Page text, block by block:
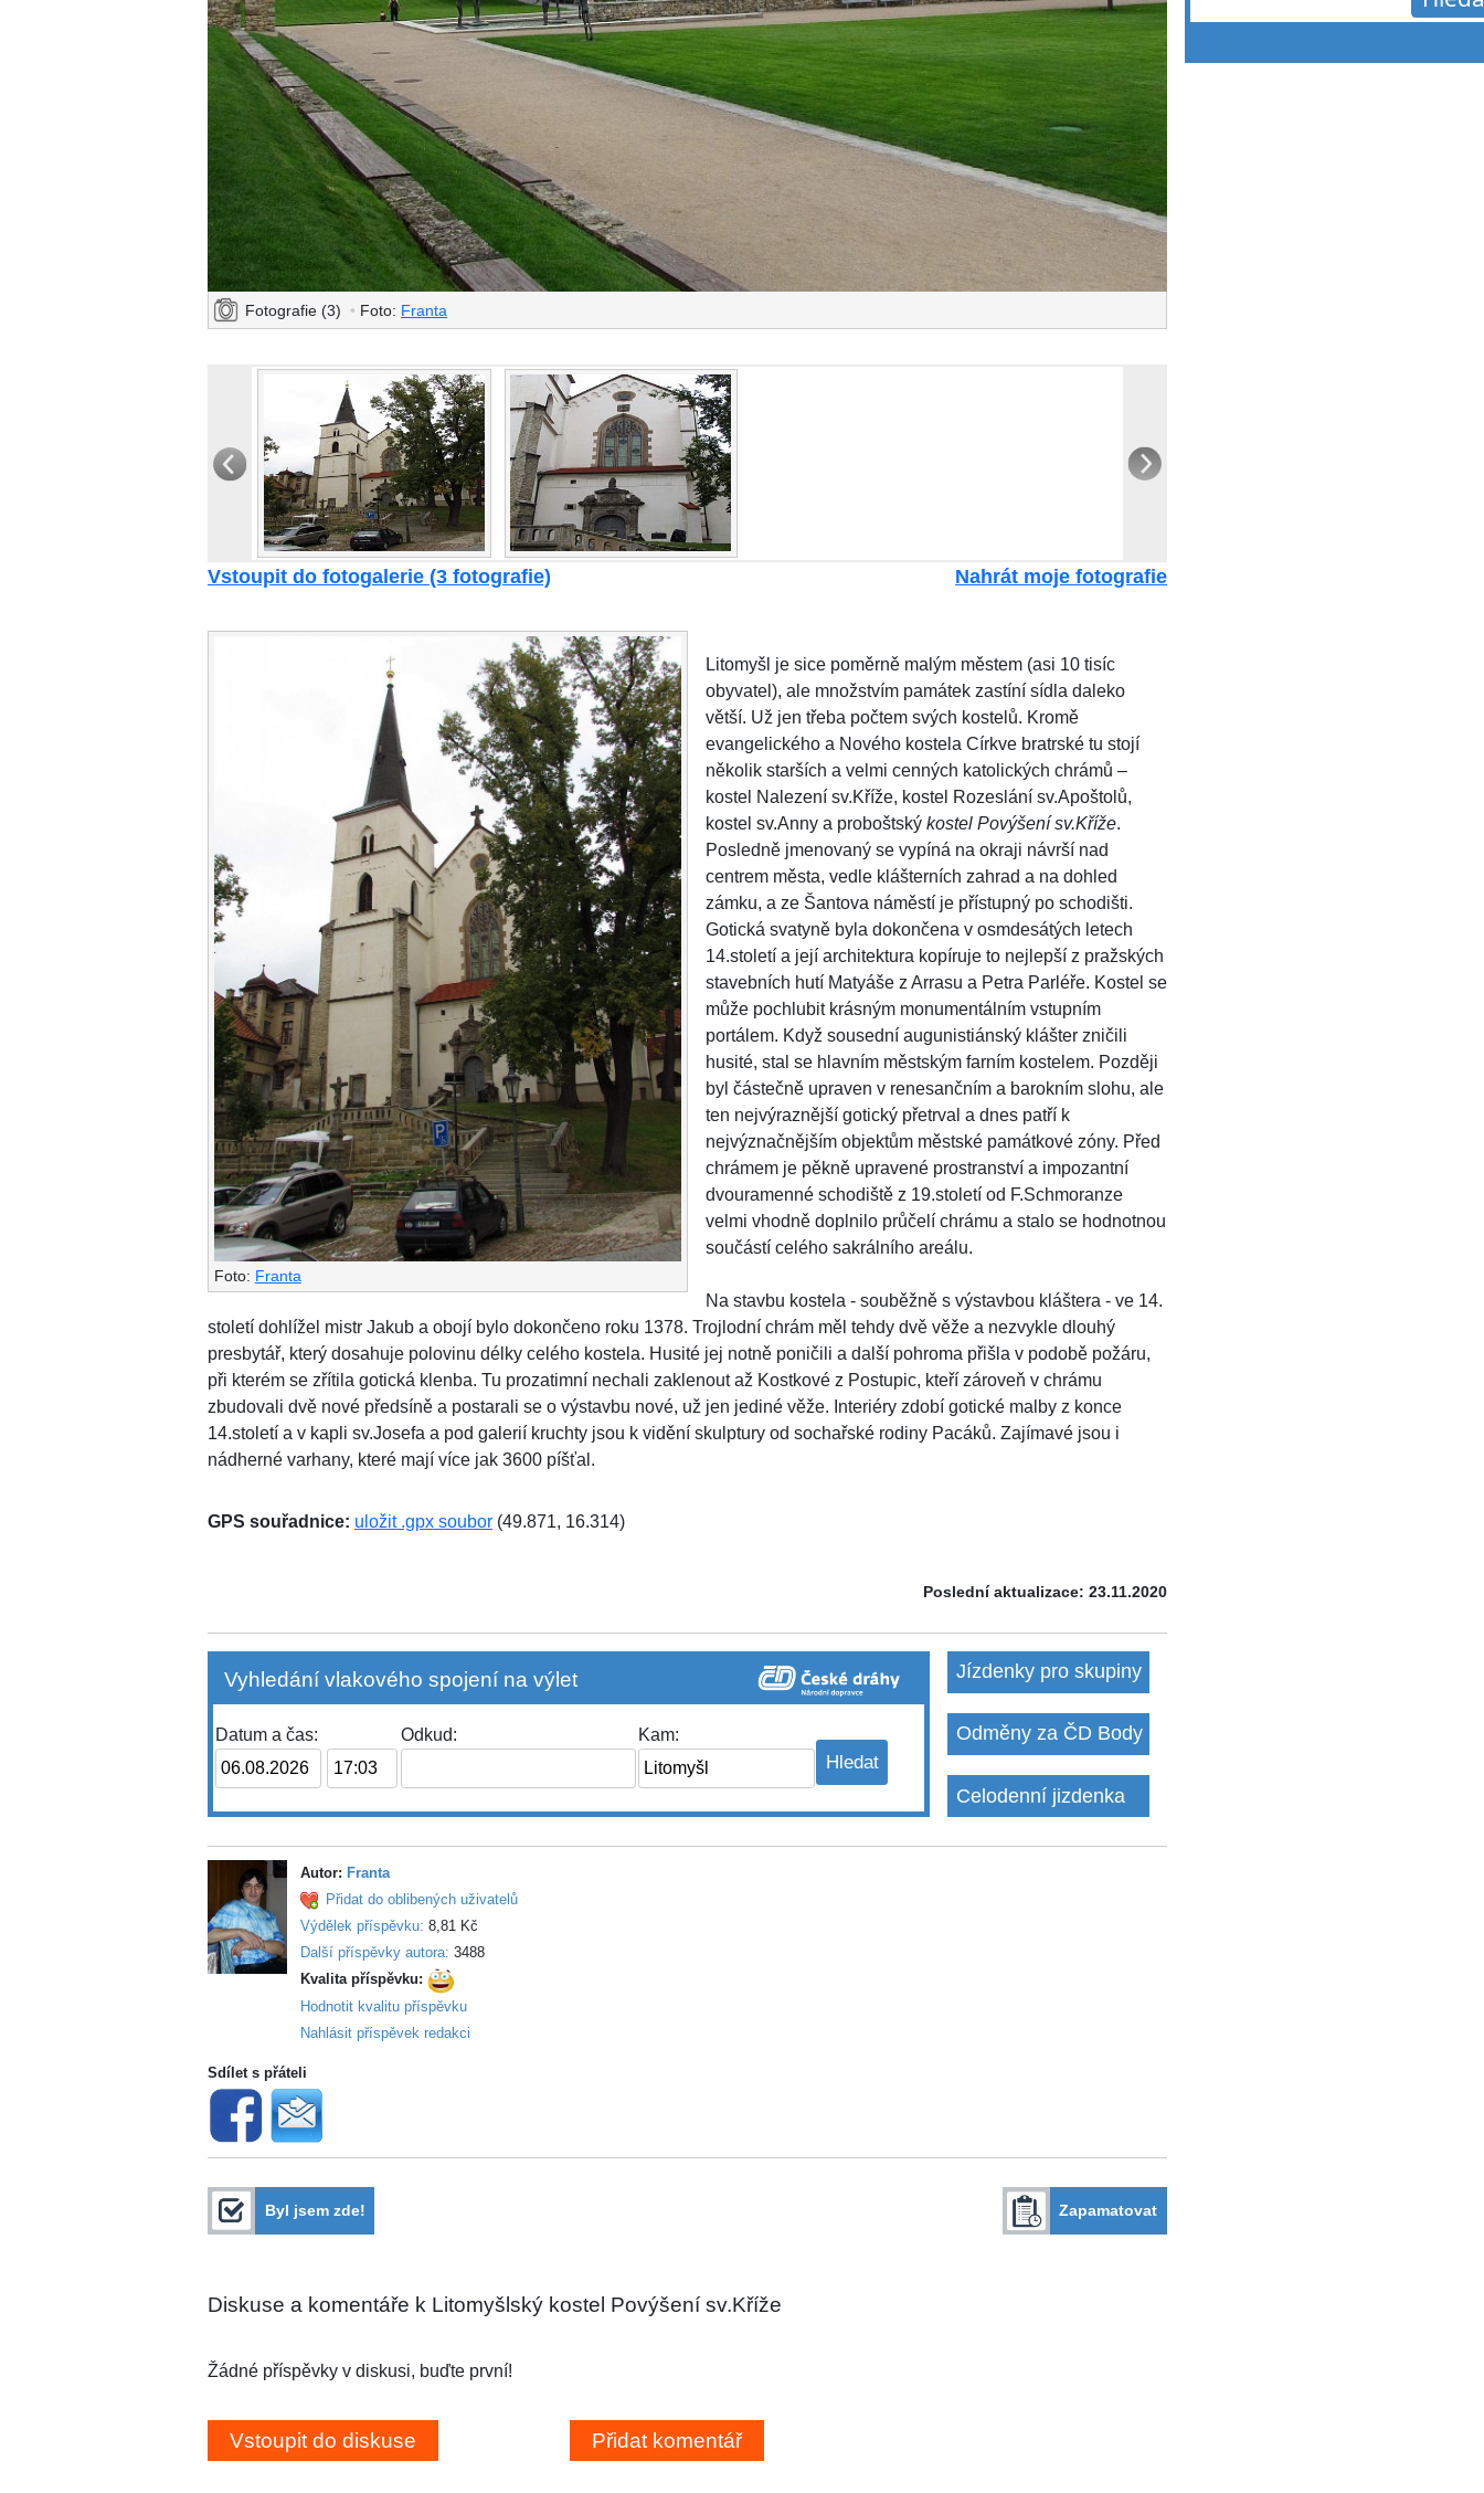
Fotografie (3) • Foto: Franta
Nahrát moje fotografie
Vstoupit do fotogalerie (3 fotografie)
Foto: Franta
Litomyšl je sice poměrně malým městem (asi 10 tisíc
obyvatel), ale množstvím památek zastíní sídla daleko
větší. Už jen třeba počtem svých kostelů. Kromě
evangelického a Nového kostela Církve bratrské tu stojí
několik starších a velmi cenných katolických chrámů –
kostel Nalezení sv.Kříže, kostel Rozeslání sv.Apoštolů,
kostel sv.Anny a proboštský kostel Povýšení sv.Kříže.
Posledně jmenovaný se vypíná na okraji návrší nad
centrem města, vedle klášterních zahrad a na dohled
zámku, a ze Šantova náměstí je přístupný po schodišti.
Gotická svatyně byla dokončena v osmdesátých letech
14.století a její architektura kopíruje to nejlepší z pražských
stavebních hutí Matyáše z Arrasu a Petra Parléře. Kostel se
může pochlubit krásným monumentálním vstupním
portálem. Když sousední augunistiánský klášter zničili
husité, stal se hlavním městským farním kostelem. Později
byl částečně upraven v renesančním a barokním slohu, ale
ten nejvýraznější gotický přetrval a dnes patří k
nejvýznačnějším objektům městské památkové zóny. Před
chrámem je pěkně upravené prostranství a impozantní
dvouramenné schodiště z 19.století od F.Schmoranze
velmi vhodně doplnilo průčelí chrámu a stalo se hodnotnou
součástí celého sakrálního areálu.
Na stavbu kostela - souběžně s výstavbou kláštera - ve 14.
století dohlížel mistr Jakub a obojí bylo dokončeno roku 1378. Trojlodní chrám měl tehdy dvě věže a nezvykle dlouhý
presbytář, který dosahuje polovinu délky celého kostela. Husité jej notně poničili a další pohroma přišla v podobě požáru,
při kterém se zřítila gotická klenba. Tu prozatimní nechali zaklenout až Kostkové z Postupic, kteří zároveň v chrámu
zbudovali dvě nové předsíně a postarali se o výstavbu nové, už jen jediné věže. Interiéry zdobí gotické malby z konce
14.století a v kapli sv.Josefa a pod galerií kruchty jsou k vidění skulptury od sochařské rodiny Pacáků. Zajímavé jsou i
nádherné varhany, které mají více jak 3600 píšťal.
GPS souřadnice: uložit .gpx soubor (49.871, 16.314)
Poslední aktualizace: 23.11.2020
Vyhledání vlakového spojení na výlet
Datum a čas: Odkud: Kam:
Jízdenky pro skupiny
Odměny za ČD Body
Celodenní jizdenka
Autor: Franta
Přidat do oblibených uživatelů
Výdělek příspěvku: 8,81 Kč
Další příspěvky autora: 3488
Kvalita příspěvku:
Hodnotit kvalitu příspěvku
Nahlásit příspěvek redakci
Sdílet s přáteli
Byl jsem zde! Zapamatovat
Diskuse a komentáře k Litomyšlský kostel Povýšení sv.Kříže
Žádné příspěvky v diskusi, buďte první!